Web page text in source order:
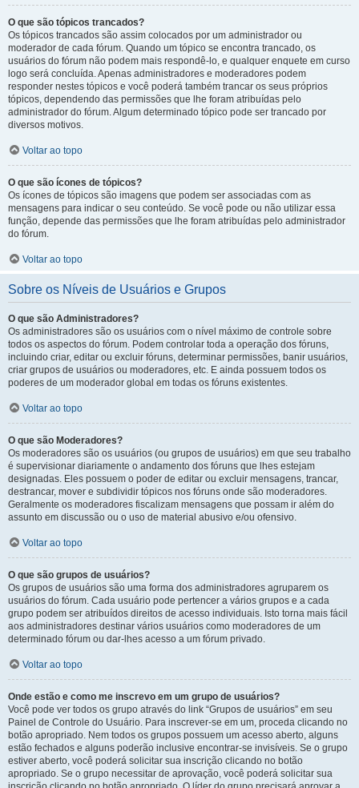
O que são tópicos trancados?
Os tópicos trancados são assim colocados por um administrador ou
moderador de cada fórum. Quando um tópico se encontra trancado, os
usuários do fórum não podem mais respondê-lo, e qualquer enquete em curso
logo será concluída. Apenas administradores e moderadores podem
responder nestes tópicos e você poderá também trancar os seus próprios
tópicos, dependendo das permissões que lhe foram atribuídas pelo
administrador do fórum. Algum determinado tópico pode ser trancado por
diversos motivos.
Voltar ao topo
O que são ícones de tópicos?
Os ícones de tópicos são imagens que podem ser associadas com as
mensagens para indicar o seu conteúdo. Se você pode ou não utilizar essa
função, depende das permissões que lhe foram atribuídas pelo administrador
do fórum.
Voltar ao topo
Sobre os Níveis de Usuários e Grupos
O que são Administradores?
Os administradores são os usuários com o nível máximo de controle sobre
todos os aspectos do fórum. Podem controlar toda a operação dos fóruns,
incluindo criar, editar ou excluir fóruns, determinar permissões, banir usuários,
criar grupos de usuários ou moderadores, etc. E ainda possuem todos os
poderes de um moderador global em todas os fóruns existentes.
Voltar ao topo
O que são Moderadores?
Os moderadores são os usuários (ou grupos de usuários) em que seu trabalho
é supervisionar diariamente o andamento dos fóruns que lhes estejam
designadas. Eles possuem o poder de editar ou excluir mensagens, trancar,
destrancar, mover e subdividir tópicos nos fóruns onde são moderadores.
Geralmente os moderadores fiscalizam mensagens que possam ir além do
assunto em discussão ou o uso de material abusivo e/ou ofensivo.
Voltar ao topo
O que são grupos de usuários?
Os grupos de usuários são uma forma dos administradores agruparem os
usuários do fórum. Cada usuário pode pertencer a vários grupos e a cada
grupo podem ser atribuídos direitos de acesso individuais. Isto torna mais fácil
aos administradores destinar vários usuários como moderadores de um
determinado fórum ou dar-lhes acesso a um fórum privado.
Voltar ao topo
Onde estão e como me inscrevo em um grupo de usuários?
Você pode ver todos os grupo através do link “Grupos de usuários” em seu
Painel de Controle do Usuário. Para inscrever-se em um, proceda clicando no
botão apropriado. Nem todos os grupos possuem um acesso aberto, alguns
estão fechados e alguns poderão inclusive encontrar-se invisíveis. Se o grupo
estiver aberto, você poderá solicitar sua inscrição clicando no botão
apropriado. Se o grupo necessitar de aprovação, você poderá solicitar sua